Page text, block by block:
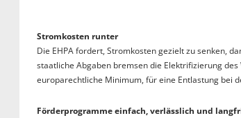
Stromkosten runter
Die EHPA fordert, Stromkosten gezielt zu senken,
staatliche Abgaben bremsen die Elektrifizierung
europarechtliche Minimum, für eine Entlastung bei
Förderprogramme einfach, verlässlich und